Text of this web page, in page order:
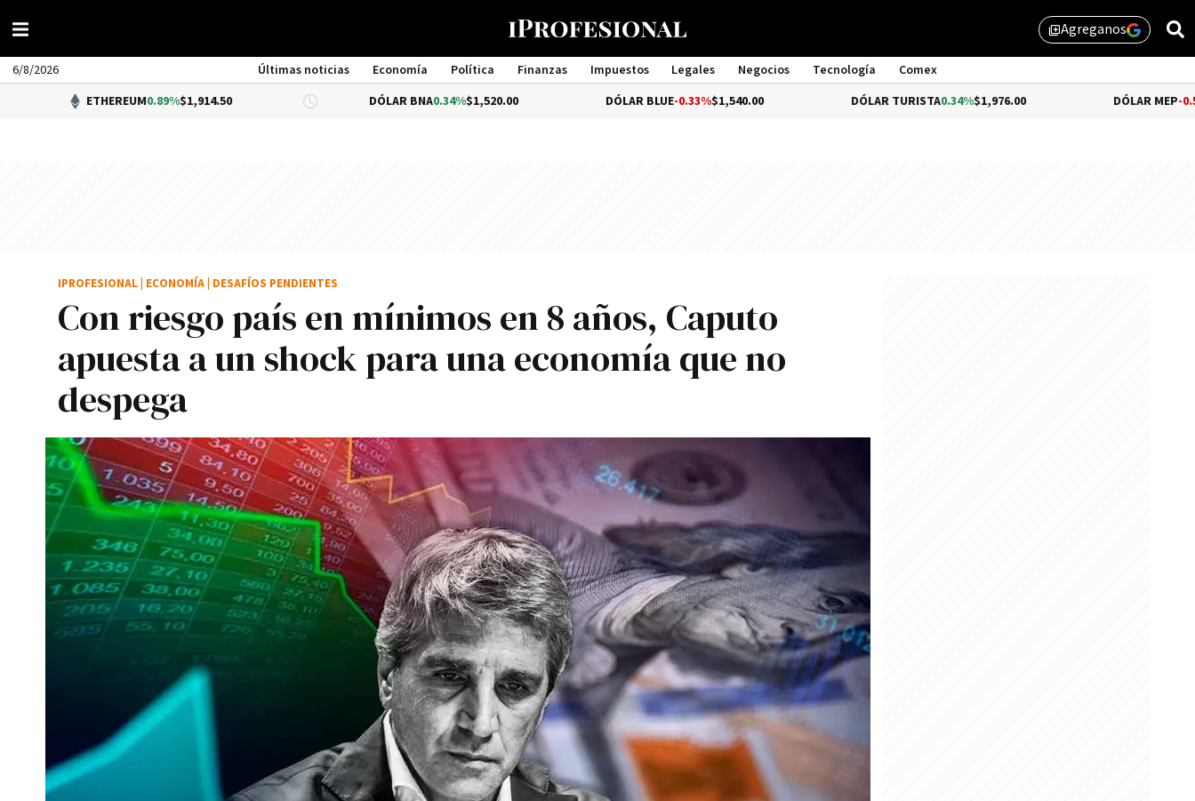
library_addAgreganos
6/8/2026 Últimas noticias Economía Política Finanzas Impuestos Legales Negocios Tecnología
Comex
Management
ETHEREUM 0.89%$1,914.50 DÓLAR BNA 0.34%$1,520.00 DÓLAR BLUE-0.33% $1,540.00 DÓLAR TURISTA0.34%$1,976.00 -0.54%
Con riesgo país en mínimos en 8 años, Caputo
apuesta a un shock para una economía que no
despega
IPROFESIONAL ECONOMÍA DESAFÍOS PENDIENTES